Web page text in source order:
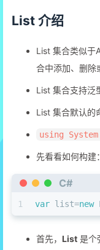
List 介绍
List 集合类似于
合中添加、删除
List 集合支持泛
List 集合默认的
using
先看看如何构建：
C#
1 var list=new
首先， List 是个